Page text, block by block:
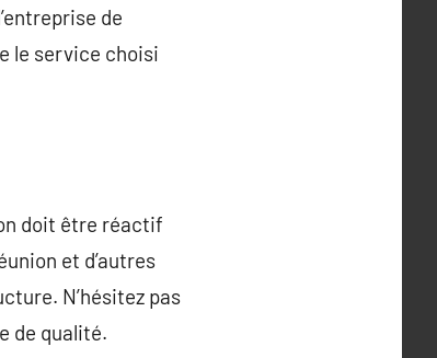
de
le service choisi
doit être réactif
et d’autres
N’hésitez pas
de qualité.